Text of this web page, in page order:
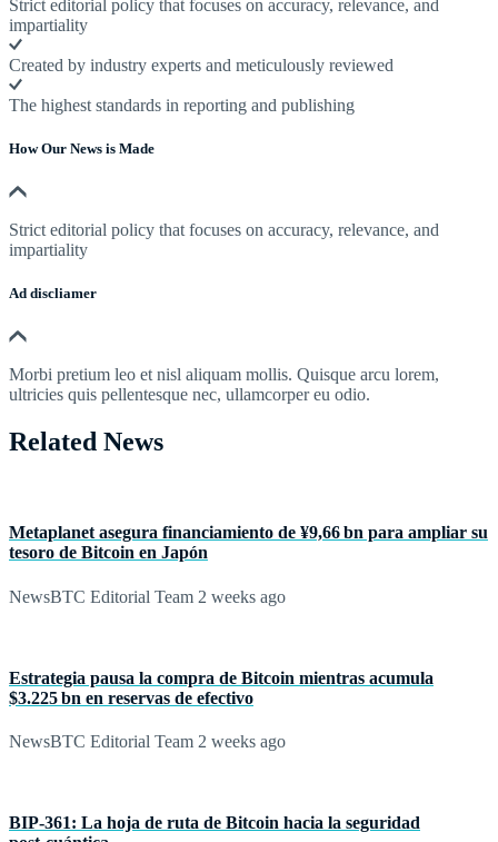
Strict editorial policy that focuses on accuracy, relevance, and
impartiality
Created by industry experts and meticulously reviewed
The highest standards in reporting and publishing
How Our News is Made
Strict editorial policy that focuses on accuracy, relevance, and
impartiality
Ad discliamer
Morbi pretium leo et nisl aliquam mollis. Quisque arcu lorem,
ultricies quis pellentesque nec, ullamcorper eu odio.
Related News
Metaplanet asegura financiamiento de ¥9,66 bn para ampliar su
tesoro de Bitcoin en Japón
NewsBTC Editorial Team 2 weeks ago
Estrategia pausa la compra de Bitcoin mientras acumula
$3.225 bn en reservas de efectivo
NewsBTC Editorial Team 2 weeks ago
BIP‑361: La hoja de ruta de Bitcoin hacia la seguridad